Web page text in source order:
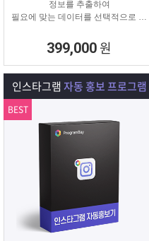
정보를 추출하여
필요에 맞는 데이터를 선택적으로 수
399,000 원
인스타그램자동 홍보 프로그램
BEST